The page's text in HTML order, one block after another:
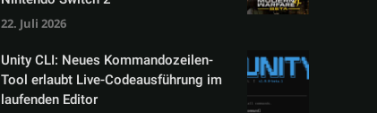
22. Juli 2026
Unity CLI: Neues Kommandozeilen-
Tool erlaubt Live-Codeausführung im
laufenden Editor